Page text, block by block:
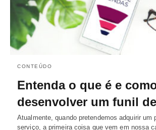
CONTEÚDO
Entenda o que é e
desenvolver um funil
Atualmente, quando pretendemos adquirir um
serviço, a primeira coisa que vem em nossa